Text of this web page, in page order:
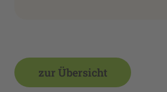
zur Übersicht